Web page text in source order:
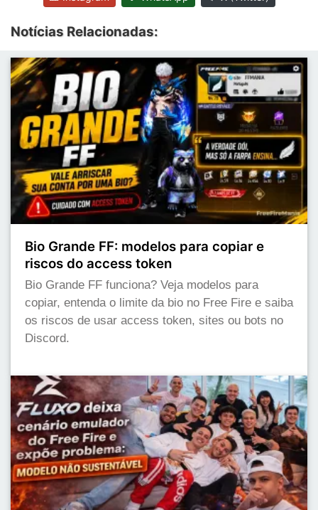
Notícias Relacionadas:
Bio Grande FF: modelos para copiar e
riscos do access token
Bio Grande FF funciona? Veja modelos para
copiar, entenda o limite da bio no Free Fire e saiba
os riscos de usar access token, sites ou bots no
Discord.